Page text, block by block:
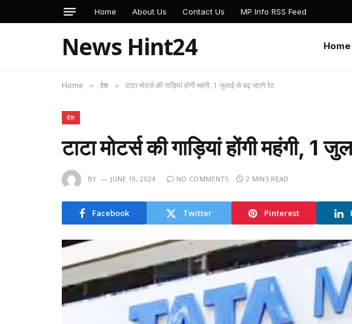
Home About Us Contact Us MP Info RSS Feed
News Hint24 Home
Home » देश » टाटा मोटर्स की गाड़ियां होंगी महंगी, 1 जुलाई से बढ़ जाएंगे रेट
देश
टाटा मोटर्स की गाड़ियां होंगी महंगी, 1
BY JUNE 19, 2024 NO COMMENTS 2 MINS READ
Facebook Twitter Pinterest